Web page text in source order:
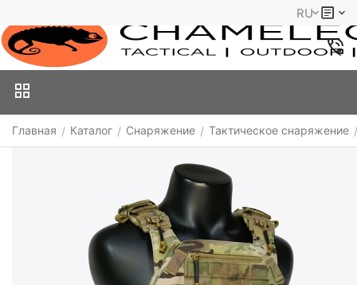
RU
Главная / Каталог / Снаряжение / Тактическое снаряжение /